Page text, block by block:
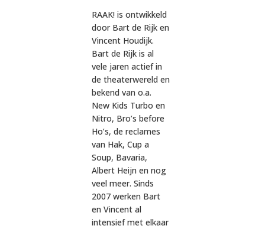
RAAK! is ontwikkeld
door Bart de Rijk en
Vincent Houdijk.
Bart de Rijk is al
vele jaren actief in
de theaterwereld en
bekend van o.a.
New Kids Turbo en
Nitro, Bro’s before
Ho’s, de reclames
van Hak, Cup a
Soup, Bavaria,
Albert Heijn en nog
veel meer. Sinds
2007 werken Bart
en Vincent al
intensief met elkaar